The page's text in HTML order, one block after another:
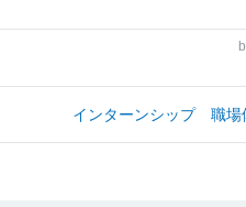
インターンシップ 職場